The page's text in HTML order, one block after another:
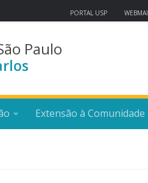
PORTAL USP
Paulo
Extensão à Comunidade